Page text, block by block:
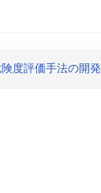
度評価手法の開発